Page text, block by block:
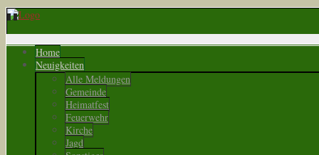
Home
Neuigkeiten
Alle Meldungen
Gemeinde
Heimatfest
Feuerwehr
Kirche
Jagd